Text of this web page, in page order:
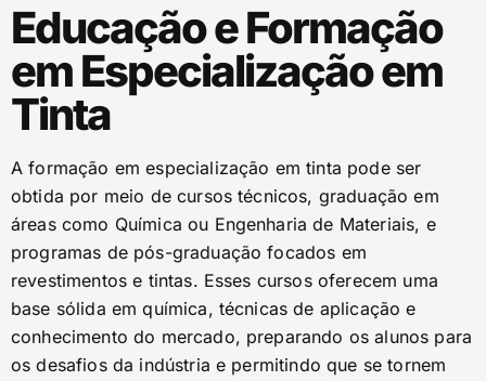
Educação e Formação
em Especialização em
Tinta
A formação em especialização em tinta pode ser
obtida por meio de cursos técnicos, graduação em
áreas como Química ou Engenharia de Materiais, e
programas de pós-graduação focados em
revestimentos e tintas. Esses cursos oferecem uma
base sólida em química, técnicas de aplicação e
conhecimento do mercado, preparando os alunos para
os desafios da indústria e permitindo que se tornem